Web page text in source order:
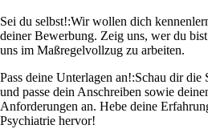
Sei du selbst!:Wir wollen dich
deiner Bewerbung. Zeig uns, wer du
uns im Maßregelvollzug zu arbeiten.
Pass deine Unterlagen an!:Schau dir die
und passe dein Anschreiben sowie
Anforderungen an. Hebe deine
Psychiatrie hervor!